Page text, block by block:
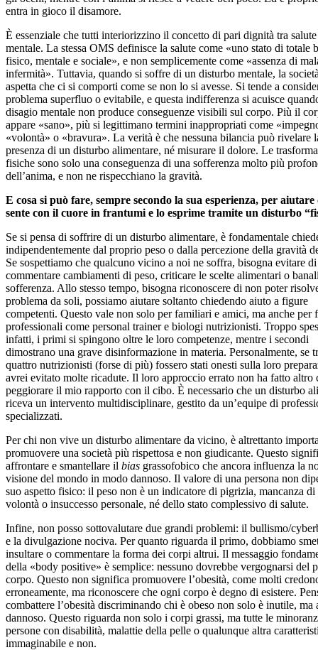
entra in gioco il disamore.
È essenziale che tutti interiorizzino il concetto di pari dignità tra
mentale. La stessa OMS definisce la salute come «uno stato di totale
fisico, mentale e sociale», e non semplicemente come «assenza di
infermità». Tuttavia, quando si soffre di un disturbo mentale, la
aspetta che ci si comporti come se non lo si avesse. Si tende a
problema superfluo o evitabile, e questa indifferenza si acuisce
disagio mentale non produce conseguenze visibili sul corpo. Più il
appare «sano», più si legittimano termini inappropriati come
«volontà» o «bravura». La verità è che nessuna bilancia può rivelare
presenza di un disturbo alimentare, né misurare il dolore. Le
fisiche sono solo una conseguenza di una sofferenza molto più
dell’anima, e non ne rispecchiano la gravità.
E cosa si può fare, sempre secondo la sua esperienza, per aiutare
sente con il cuore in frantumi e lo esprime tramite un disturbo
Se si pensa di soffrire di un disturbo alimentare, è fondamentale
indipendentemente dal proprio peso o dalla percezione della gravità
Se sospettiamo che qualcuno vicino a noi ne soffra, bisogna evitare di
commentare cambiamenti di peso, criticare le scelte alimentari o
sofferenza. Allo stesso tempo, bisogna riconoscere di non poter
problema da soli, possiamo aiutare soltanto chiedendo aiuto a figure
competenti. Questo vale non solo per familiari e amici, ma anche per
professionali come personal trainer e biologi nutrizionisti. Troppo
infatti, i primi si spingono oltre le loro competenze, mentre i secondi
dimostrano una grave disinformazione in materia. Personalmente, se
quattro nutrizionisti (forse di più) fossero stati onesti sulla loro
avrei evitato molte ricadute. Il loro approccio errato non ha fatto altro
peggiorare il mio rapporto con il cibo. È necessario che un disturbo
riceva un intervento multidisciplinare, gestito da un’equipe di
specializzati.
Per chi non vive un disturbo alimentare da vicino, è altrettanto
promuovere una società più rispettosa e non giudicante. Questo
affrontare e smantellare il bias grassofobico che ancora influenza la
visione del mondo in modo dannoso. Il valore di una persona non
suo aspetto fisico: il peso non è un indicatore di pigrizia, mancanza
volontà o insuccesso personale, né dello stato complessivo di salute.
Infine, non posso sottovalutare due grandi problemi: il bullismo/
e la divulgazione nociva. Per quanto riguarda il primo, dobbiamo
insultare o commentare la forma dei corpi altrui. Il messaggio
della «body positive» è semplice: nessuno dovrebbe vergognarsi del
corpo. Questo non significa promuovere l’obesità, come molti
erroneamente, ma riconoscere che ogni corpo è degno di esistere.
combattere l’obesità discriminando chi è obeso non solo è inutile, ma
dannoso. Questo riguarda non solo i corpi grassi, ma tutte le
persone con disabilità, malattie della pelle o qualunque altra
immaginabile e non.